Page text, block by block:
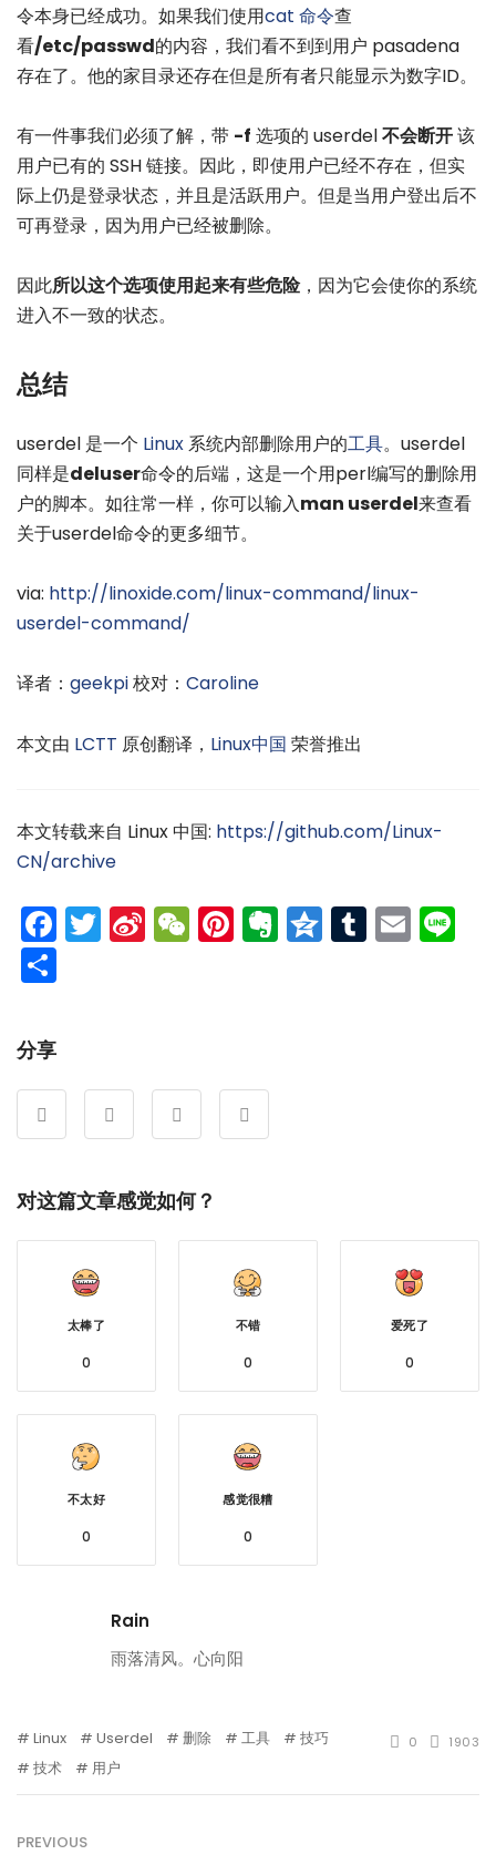
令本身已经成功。如果我们使用cat 命令查
看/etc/passwd的内容，我们看不到到用户 pasadena
存在了。他的家目录还存在但是所有者只能显示为数字ID。
有一件事我们必须了解，带 -f 选项的 userdel不会断开该
用户已有的 SSH 链接。因此，即使用户已经不存在，但实
际上仍是登录状态，并且是活跃用户。但是当用户登出后不
可再登录，因为用户已经被删除。
因此所以这个选项使用起来有些危险，因为它会使你的系统
进入不一致的状态。
总结
userdel 是一个 Linux系统内部删除用户的工具。userdel
同样是deluser命令的后端，这是一个用perl编写的删除用
户的脚本。如往常一样，你可以输入man userdel来查看
关于userdel命令的更多细节。
via: http://linoxide.com/linux-command/linux-
userdel-command/
译者： geekpi校对： Caroline
本文由 LCTT 原创翻译， Linux中国 荣誉推出
本文转载来自 Linux 中国: https://github.com/Linux-
CN/archive
Facebook
Twitter
Sina
Weibo
WeChat
Pinterest
Evernote
Qzone
Tumblr
分享
对这篇文章感觉如何？
太棒了
0
不错
0
爱死了
0
不太好
0
感觉很糟
0
Rain
雨落清风。心向阳
Linux Userdel 删除 工具
技巧
技术
用户
0 1903
PREVIOUS